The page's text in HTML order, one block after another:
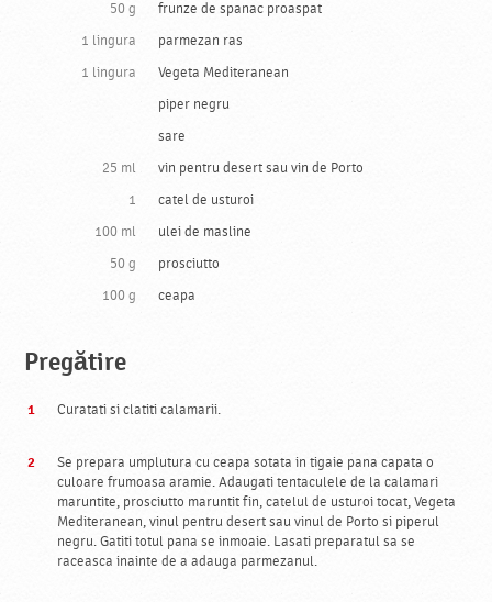
50 g frunze de spanac proaspat
1 lingura parmezan ras
1 lingura Vegeta Mediteranean
piper negru
sare
25 ml vin pentru desert sau vin de Porto
1 catel de usturoi
100 ml ulei de masline
50 g prosciutto
100 g ceapa
Pregătire
Curatati si clatiti calamarii.
Se prepara umplutura cu ceapa sotata in tigaie pana capata o
culoare frumoasa aramie. Adaugati tentaculele de la calamari
maruntite, prosciutto maruntit fin, catelul de usturoi tocat, Vegeta
Mediteranean, vinul pentru desert sau vinul de Porto si piperul
negru. Gatiti totul pana se inmoaie. Lasati preparatul sa se
raceasca inainte de a adauga parmezanul.